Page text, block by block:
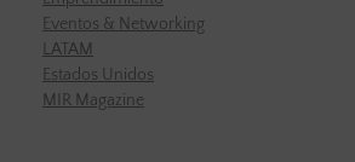
Eventos & Networking
LATAM
Estados Unidos
MIR Magazine